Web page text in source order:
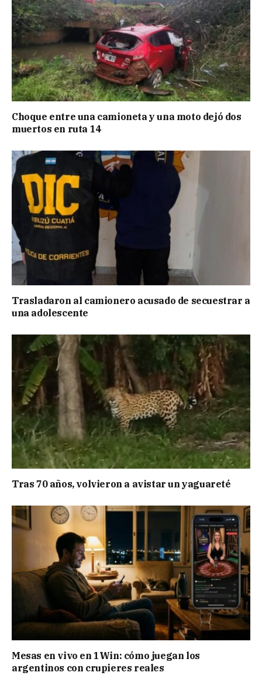
Choque entre una camioneta y una moto dejó dos
muertos en ruta 14
Trasladaron al camionero acusado de secuestrar a
una adolescente
Tras 70 años, volvieron a avistar un yaguareté
Mesas en vivo en 1Win: cómo juegan los
argentinos con crupieres reales